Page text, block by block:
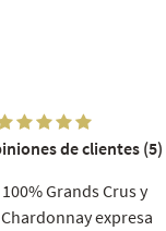
Grands Crus y
expresa
de clientes (5)